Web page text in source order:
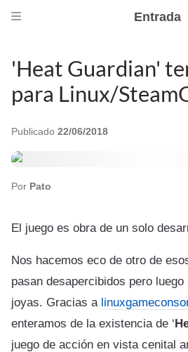
Entrada
'Heat Guardian'
para Linux/
Publicado 22/06/2018
Por Pato
El juego es obra de un solo
Nos hacemos eco de otro de
pasan desapercibidos pero
joyas. Gracias a
enteramos de la existencia de ‘
juego de acción en vista cenital